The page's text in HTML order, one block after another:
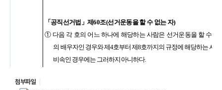
첨부파일